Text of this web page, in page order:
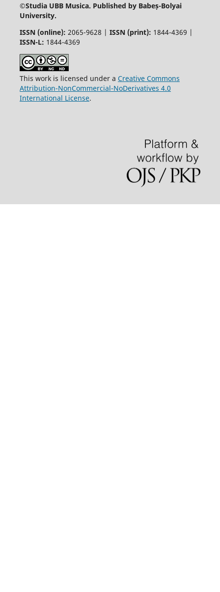
©Studia UBB Musica. Published by Babeș-Bolyai
University.
ISSN (online): 2065-9628 | ISSN (print): 1844-4369 |
ISSN-L: 1844-4369
This work is licensed under a Creative Commons
Attribution-NonCommercial-NoDerivatives 4.0
International License.